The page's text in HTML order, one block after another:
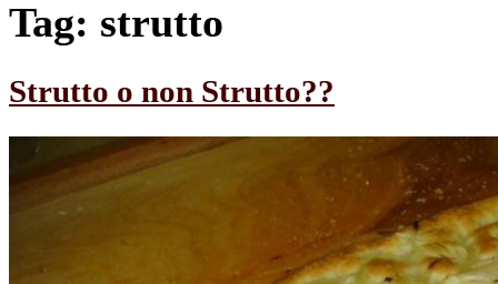
Tag: strutto
Strutto o non Strutto??